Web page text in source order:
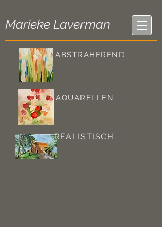
Marieke Laverman
ABSTRAHEREND
AQUARELLEN
REALISTISCH